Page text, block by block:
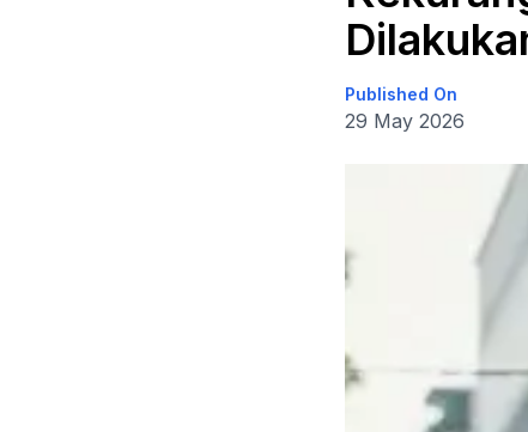
Published On
29 May 2026